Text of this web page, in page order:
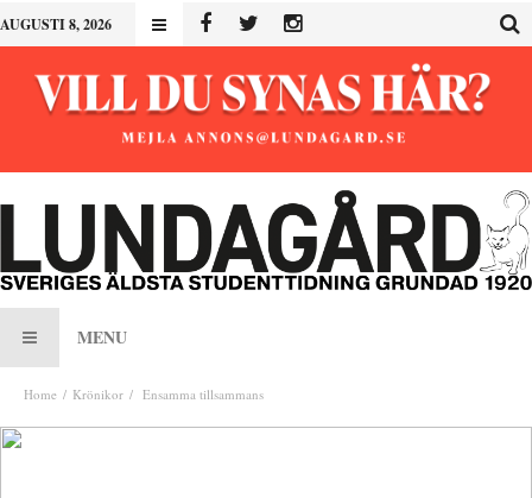
AUGUSTI 8, 2026
MENU
Home Krönikor Ensamma tillsammans